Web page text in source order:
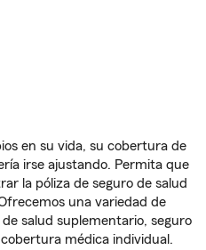
en su vida, su cobertura de
irse ajustando. Permita que
la póliza de seguro de salud
una variedad de
salud suplementario, seguro
médica individual.